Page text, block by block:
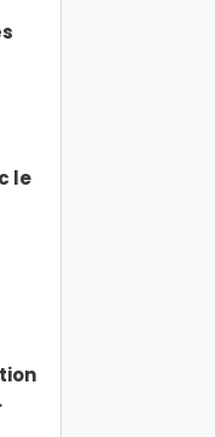
le